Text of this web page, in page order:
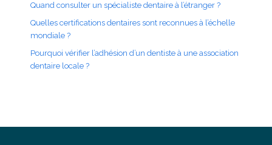
Quand consulter un spécialiste dentaire à l’étranger ?
Quelles certifications dentaires sont reconnues à l’échelle
mondiale ?
Pourquoi vérifier l’adhésion d’un dentiste à une association
dentaire locale ?